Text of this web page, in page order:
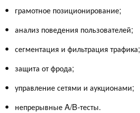
грамотное позиционирование;
анализ поведения пользователей;
сегментация и фильтрация трафика;
защита от фрода;
управление сетями и аукционами;
непрерывные A/B-тесты.